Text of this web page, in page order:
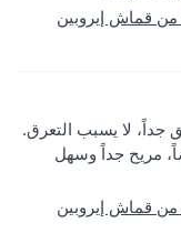
قماش إيروبين
جداً، لا يسبب التعرق.
مريح جداً وسهل
قماش إيروبين